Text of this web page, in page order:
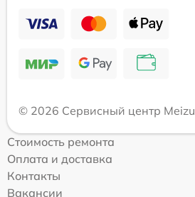
© 2026 Сервисный центр Meizu
Стоимость ремонта
Оплата и доставка
Контакты
Вакансии